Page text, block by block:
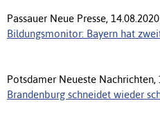
Passauer Neue Presse, 14.08.2020
Bildungsmonitor: Bayern hat
Potsdamer Neueste Nachrichten,
Brandenburg schneidet wieder